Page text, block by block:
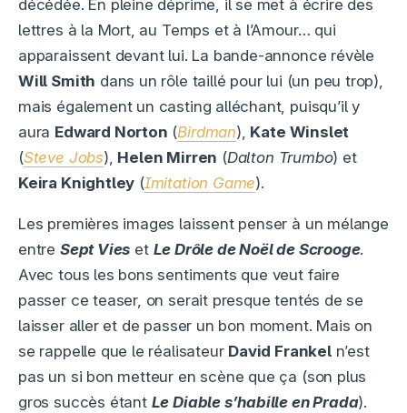
décédée. En pleine déprime, il se met à écrire des
lettres à la Mort, au Temps et à l’Amour… qui
apparaissent devant lui. La bande-annonce révèle
Will Smith dans un rôle taillé pour lui (un peu trop),
mais également un casting alléchant, puisqu’il y
aura Edward Norton (Birdman), Kate Winslet
(Steve Jobs), Helen Mirren (Dalton Trumbo) et
Keira Knightley (Imitation Game).
Les premières images laissent penser à un mélange
entre Sept Vies et Le Drôle de Noël de Scrooge.
Avec tous les bons sentiments que veut faire
passer ce teaser, on serait presque tentés de se
laisser aller et de passer un bon moment. Mais on
se rappelle que le réalisateur David Frankeln’est
pas un si bon metteur en scène que ça (son plus
gros succès étant Le Diable s’habille en Prada).